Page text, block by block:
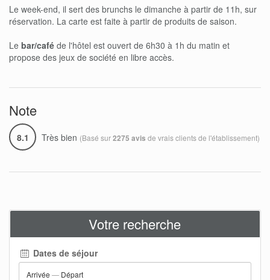
Le week-end, il sert des brunchs le dimanche à partir de 11h, sur
réservation. La carte est faite à partir de produits de saison.
Le bar/café de l'hôtel est ouvert de 6h30 à 1h du matin et
propose des jeux de société en libre accès.
Note
8.1 Très bien (Basé sur2275 avis de vrais clients de l'établissement)
Votre recherche
Dates de séjour
Arrivée — Départ